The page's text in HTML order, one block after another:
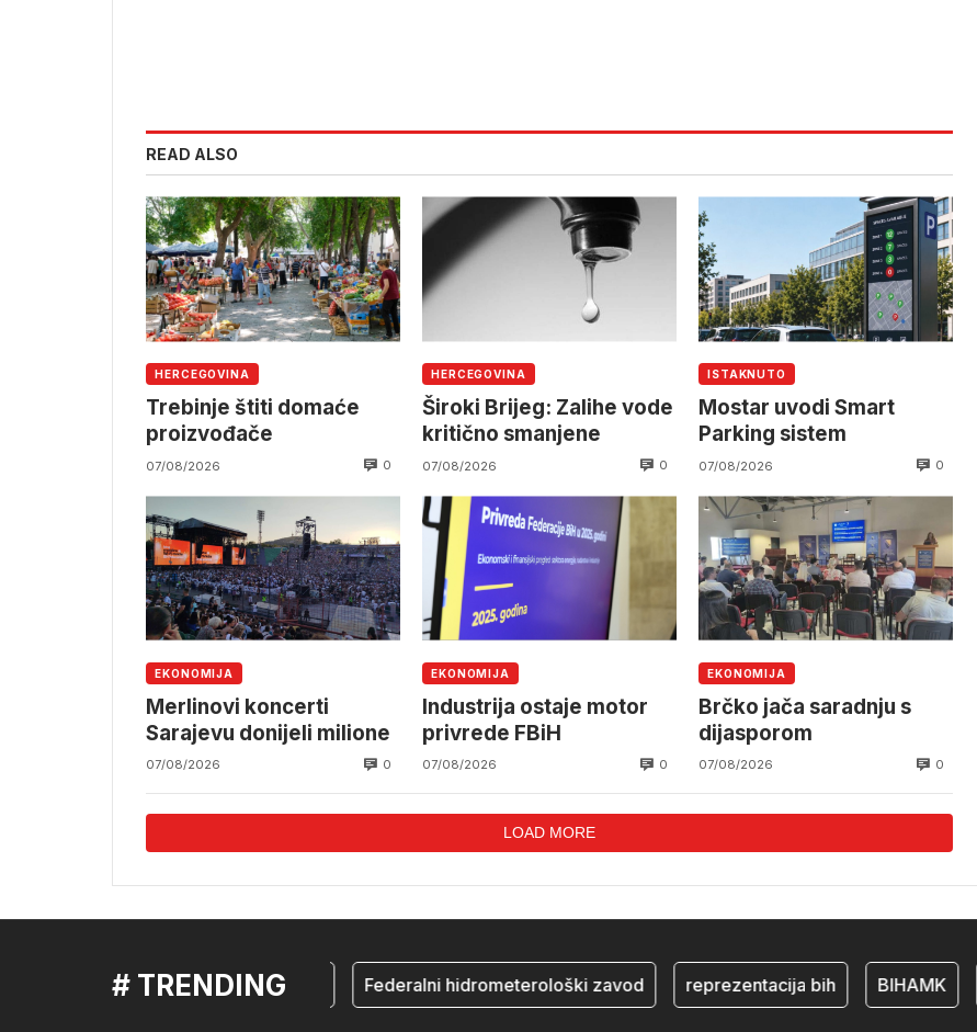
READ ALSO
HERCEGOVINA
Trebinje štiti domaće
proizvođače
07/08/2026 0
HERCEGOVINA
Široki Brijeg: Zalihe vode
kritično smanjene
07/08/2026 0
ISTAKNUTO
Mostar uvodi Smart
Parking sistem
07/08/2026 0
EKONOMIJA
Merlinovi koncerti
Sarajevu donijeli milione
07/08/2026 0
EKONOMIJA
Industrija ostaje motor
privrede FBiH
07/08/2026 0
EKONOMIJA
Brčko jača saradnju s
dijasporom
07/08/2026 0
LOAD MORE
# TRENDING
mostar Federalni hidrometerološki zavod reprezentacija bih BIHAMK